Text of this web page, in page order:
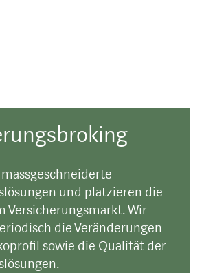
und platzieren die
Versicherungsmarkt. Wir
die Veränderungen
sowie die Qualität der